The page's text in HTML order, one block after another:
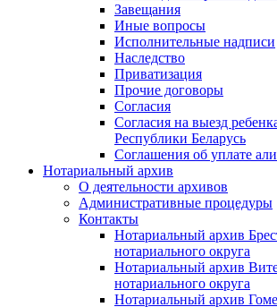
Завещания
Иные вопросы
Исполнительные надписи
Наследство
Приватизация
Прочие договоры
Согласия
Согласия на выезд
Республики Беларусь
Соглашения об уплате
Нотариальный архив
О деятельности архивов
Административные процедуры
Контакты
Нотариальный архив
нотариального округа
Нотариальный архив
нотариального округа
Нотариальный архив